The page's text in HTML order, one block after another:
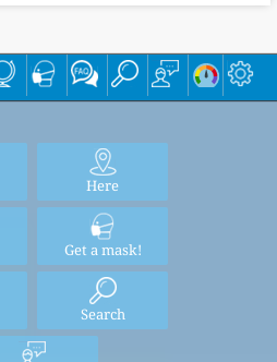
Here
Get a mask!
Search